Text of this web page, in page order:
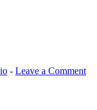
- Leave a Comment